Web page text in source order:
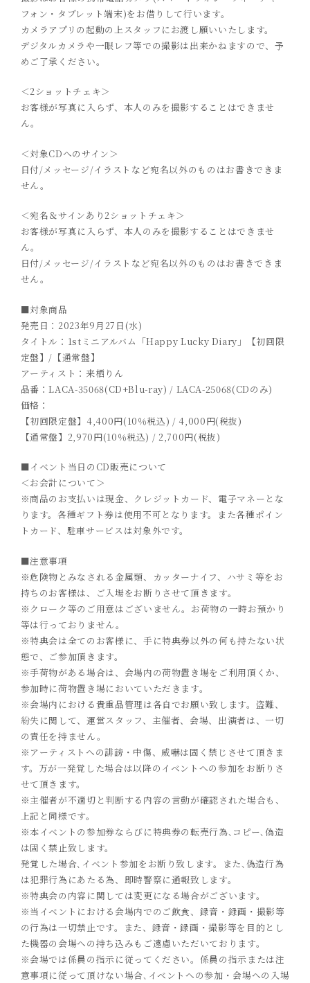
フォン・タブレット端末)をお借りして行います。
カメラアプリの起動の上スタッフにお渡し願いいたします。
デジタルカメラや一眼レフ等での撮影は出来かねますので、予
めご了承ください。
＜2ショットチェキ＞
お客様が写真に入らず、本人のみを撮影することはできませ
ん。
＜対象CDへのサイン＞
日付/メッセージ/イラストなど宛名以外のものはお書きできま
せん。
＜宛名＆サインあり2ショットチェキ＞
お客様が写真に入らず、本人のみを撮影することはできませ
ん。
日付/メッセージ/イラストなど宛名以外のものはお書きできま
せん。
■対象商品
発売日：2023年9月27日(水)
タイトル：1stミニアルバム「Happy Lucky Diary」【初回限
定盤】/【通常盤】
アーティスト：来栖りん
品番：LACA-35068(CD+Blu-ray) / LACA-25068(CDのみ)
価格：
【初回限定盤】4,400円(10％税込) / 4,000円(税抜)
【通常盤】2,970円(10％税込) / 2,700円(税抜)
■イベント当日のCD販売について
＜お会計について＞
※商品のお⽀払いは現⾦、クレジットカード、電子マネーとな
ります。各種ギフト券は使⽤不可となります。また各種ポイン
トカード、駐⾞サービスは対象外です。
■注意事項
※危険物とみなされる金属類、カッターナイフ、ハサミ等をお
持ちのお客様は、ご入場をお断りさせて頂きます。
※クローク等のご用意はございません。お荷物の一時お預かり
等は行っておりません。
※特典会は全てのお客様に、手に特典券以外の何も持たない状
態で、ご参加頂きます。
※手荷物がある場合は、会場内の荷物置き場をご利用頂くか、
参加時に荷物置き場においていただきます。
※会場内における貴重品管理は各自でお願い致します。盗難、
紛失に関して、運営スタッフ、主催者、会場、出演者は、一切
の責任を持ません。
※アーティストへの誹謗・中傷、威嚇は固く禁じさせて頂きま
す。万が一発覚した場合は以降のイベントへの参加をお断りさ
せて頂きます。
※主催者が不適切と判断する内容の言動が確認された場合も、
上記と同様です。
※本イベントの参加券ならびに特典券の転売行為､コピー､偽造
は固く禁止致します。
発覚した場合､イベント参加をお断り致します。また､偽造行為
は犯罪行為にあたる為、即時警察に通報致します。
※特典会の内容に関しては変更になる場合がございます。
※当イベントにおける会場内でのご飲食、録音・録画・撮影等
の行為は一切禁止です。また、録音・録画・撮影等を目的とし
た機器の会場への持ち込みもご遠慮いただいております。
※会場では係員の指示に従ってください。係員の指示または注
意事項に従って頂けない場合､イベントへの参加・会場への入場